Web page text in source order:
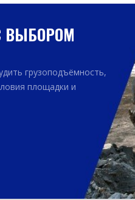
ВЫБОРОМ
грузоподъёмность,
площадки и